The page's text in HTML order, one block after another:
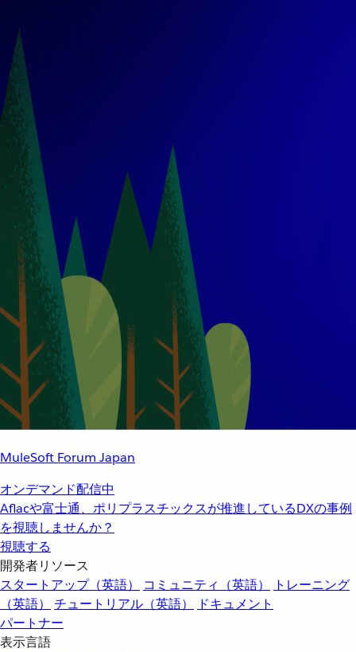
MuleSoft Forum Japan
オンデマンド配信中
Aflacや富士通、ポリプラスチックスが推進しているDXの事例
を視聴しませんか？
視聴する
開発者リソース
スタートアップ（英語）
コミュニティ（英語）
トレーニング
（英語）
チュートリアル（英語）
ドキュメント
パートナー
表示言語